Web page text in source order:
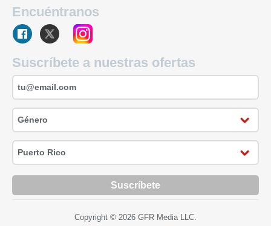
Encuéntranos
Suscríbete a nuestras ofertas
Suscríbete
Copyright © 2026 GFR Media LLC.